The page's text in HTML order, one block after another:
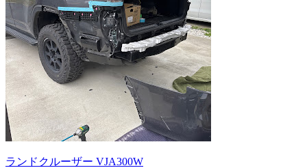
ランドクルーザー VJA300W